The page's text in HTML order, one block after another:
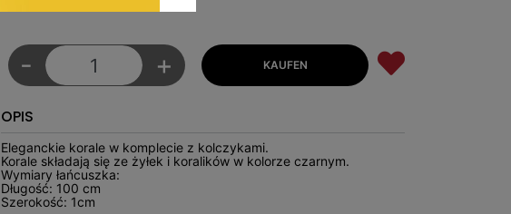
- +
OPIS
Eleganckie korale w komplecie z kolczykami.
Korale składają się ze żyłek i koralików w kolorze czarnym.
Wymiary łańcuszka:
Długość: 100 cm
Szerokość: 1cm